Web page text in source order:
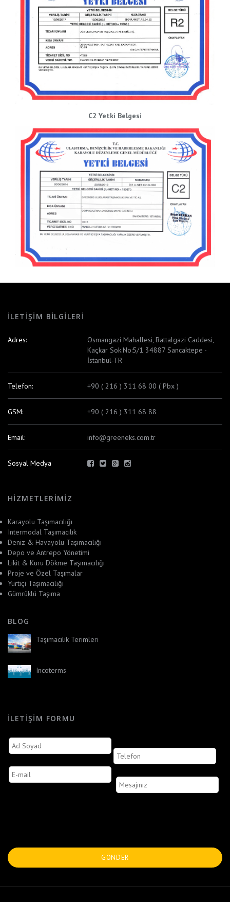
C2 Yetki Belgesi
İLETIŞIM BILGILERI
Adres:
Osmangazi Mahallesi, Battalgazi Caddesi,
Kaçkar Sok.No:5/1 34887 Sancaktepe -
İstanbul-TR
Telefon: +90 ( 216 ) 311 68 00 ( Pbx )
GSM: +90 ( 216 ) 311 68 88
Email: info@greeneks.com.tr
Sosyal Medya
HIZMETLERIMIZ
Karayolu Taşımacılığı
Intermodal Taşımacılık
Deniz & Havayolu Taşımacılığı
Depo ve Antrepo Yönetimi
Likit & Kuru Dökme Taşımacılığı
Proje ve Özel Taşımalar
Yurtiçi Taşımacılığı
Gümrüklü Taşıma
BLOG
Taşımacılık Terimleri
Incoterms
İLETIŞIM FORMU